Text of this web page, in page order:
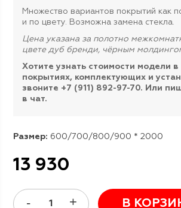
Множество вариантов покрытий как
и по цвету. Возможна замена стекла.
Цена указана за полотно
цвете дуб бренди, чёрным
Хотите узнать стоимости модели в
покрытиях, комплектующих и
звоните +7 (911) 892-97-70. Или
в чат.
Размер: 600/700/800/900 * 2000
13 930
В